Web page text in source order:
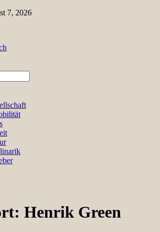
7, 2026
Politik, Kultur & Wissenschaft
Henrik Green